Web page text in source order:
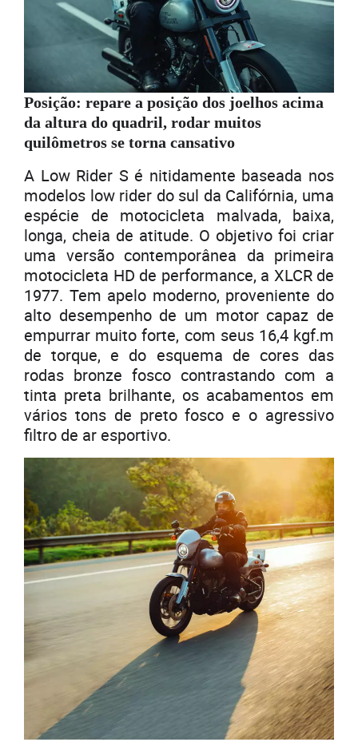
Posição: repare a posição dos joelhos acima
da altura do quadril, rodar muitos
quilômetros se torna cansativo
A Low Rider S é nitidamente baseada nos
modelos low rider do sul da Califórnia, uma
espécie de motocicleta malvada, baixa,
longa, cheia de atitude. O objetivo foi criar
uma versão contemporânea da primeira
motocicleta HD de performance, a XLCR de
1977. Tem apelo moderno, proveniente do
alto desempenho de um motor capaz de
empurrar muito forte, com seus 16,4 kgf.m
de torque, e do esquema de cores das
rodas bronze fosco contrastando com a
tinta preta brilhante, os acabamentos em
vários tons de preto fosco e o agressivo
filtro de ar esportivo.